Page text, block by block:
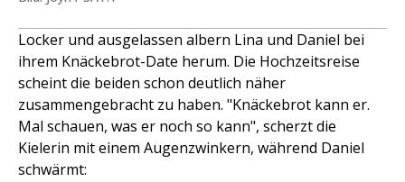
Locker und ausgelassen albern Lina und Daniel bei
ihrem Knäckebrot-Date herum. Die Hochzeitsreise
scheint die beiden schon deutlich näher
zusammengebracht zu haben. "Knäckebrot kann er.
Mal schauen, was er noch so kann", scherzt die
Kielerin mit einem Augenzwinkern, während Daniel
schwärmt: